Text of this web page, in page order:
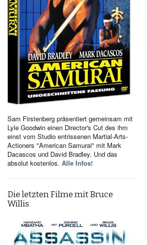
Sam Firstenberg präsentiert gemeinsam mit
Lyle Goodwin einen Director's Cut des ihm
einst vom Studio entrissenen Martial-Arts-
Actioners "American Samurai" mit Mark
Dacascos und David Bradley. Und das
absolut kostenlos. Alle Infos!
Die letzten Filme mit Bruce
Willis